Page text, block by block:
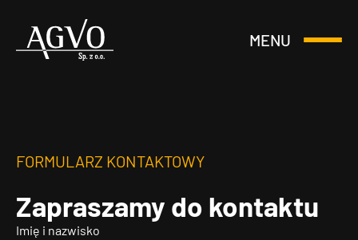
Header
MENU
Otwórz
FORMULARZ KONTAKTOWY
Zapraszamy do kontaktu